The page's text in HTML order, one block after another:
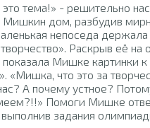
тема!» - решительно
Мишкин дом, разбудив
непоседа держала
Раскрыв её на
Мишке картинки к
что это за
А почему устное?
Помоги Мишке
задания